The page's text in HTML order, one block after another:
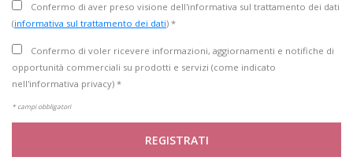
Confermo di aver preso visione dell'informativa sul trattamento dei dati
(informativa sul trattamento dei dati) *
Confermo di voler ricevere informazioni, aggiornamenti e notifiche di
opportunità commerciali su prodotti e servizi (come indicato
nell'informativa privacy) *
* campi obbligatori
REGISTRATI